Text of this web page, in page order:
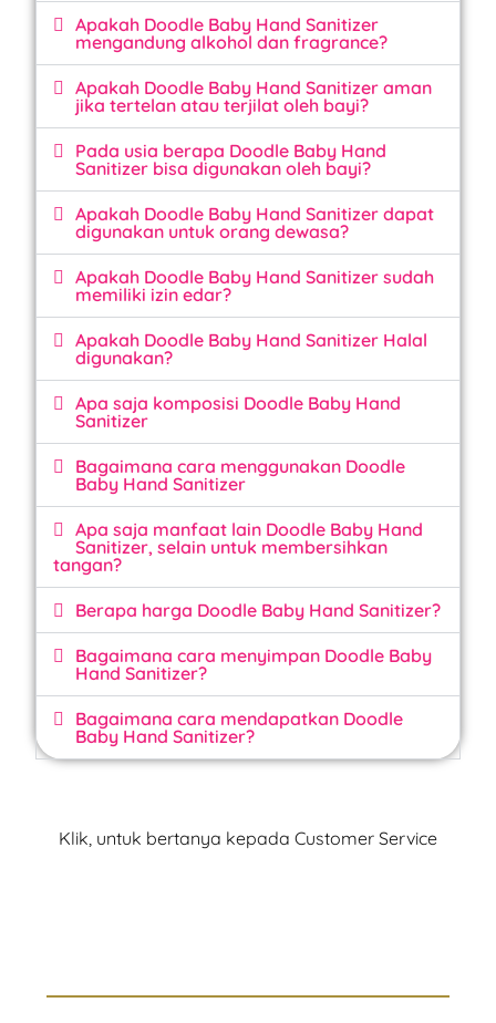
Apakah Doodle Baby Hand Sanitizer
mengandung alkohol dan fragrance?
Apakah Doodle Baby Hand Sanitizer aman
jika tertelan atau terjilat oleh bayi?
Pada usia berapa Doodle Baby Hand
Sanitizer bisa digunakan oleh bayi?
Apakah Doodle Baby Hand Sanitizer dapat
digunakan untuk orang dewasa?
Apakah Doodle Baby Hand Sanitizer sudah
memiliki izin edar?
Apakah Doodle Baby Hand Sanitizer Halal
digunakan?
Apa saja komposisi Doodle Baby Hand
Sanitizer
Bagaimana cara menggunakan Doodle
Baby Hand Sanitizer
Apa saja manfaat lain Doodle Baby Hand
Sanitizer, selain untuk membersihkan
tangan?
Berapa harga Doodle Baby Hand Sanitizer?
Bagaimana cara menyimpan Doodle Baby
Hand Sanitizer?
Bagaimana cara mendapatkan Doodle
Baby Hand Sanitizer?
Klik, untuk bertanya kepada Customer Service